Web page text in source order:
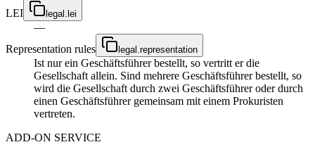
LEI legal.lei
—
Representation rules
legal.representation
Ist nur ein Geschäftsführer bestellt, so vertritt er die
Gesellschaft allein. Sind mehrere Geschäftsführer bestellt, so
wird die Gesellschaft durch zwei Geschäftsführer oder durch
einen Geschäftsführer gemeinsam mit einem Prokuristen
vertreten.
ADD-ON SERVICE